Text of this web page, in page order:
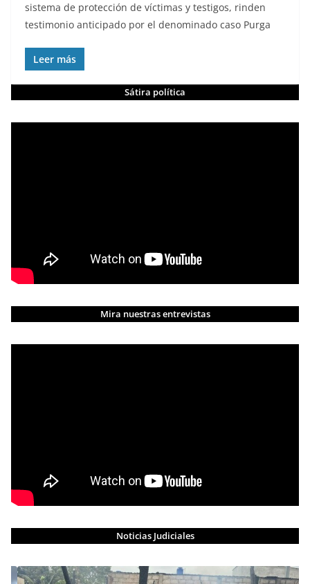
sistema de protección de víctimas y testigos, rinden
testimonio anticipado por el denominado caso Purga
Leer más
Sátira política
Mira nuestras entrevistas
Noticias Judiciales